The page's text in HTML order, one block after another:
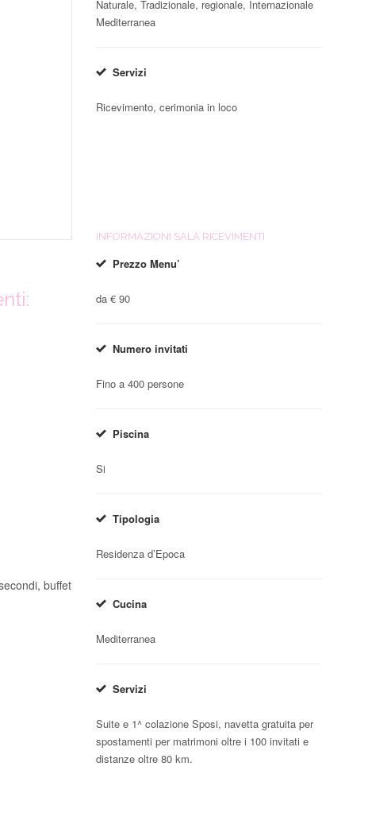
Matrimonio civile
buffet
Naturale, Tradizionale, regionale, Internazionale
Mediterranea
Servizi
Ricevimento, cerimonia in loco
INFORMAZIONI SALA RICEVIMENTI
Prezzo Menu’
da € 90
Numero invitati
Fino a 400 persone
Piscina
Si
Tipologia
Residenza d’Epoca
Cucina
Mediterranea
Servizi
Suite e 1^ colazione Sposi, navetta gratuita per
spostamenti per matrimoni oltre i 100 invitati e
distanze oltre 80 km.